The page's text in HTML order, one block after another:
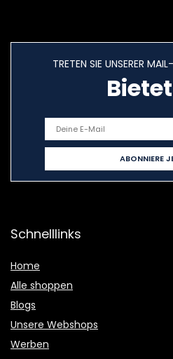
TRETEN SIE UNSERER
Schnelllinks
Home
Alle shoppen
Blogs
Unsere Webshops
Werben